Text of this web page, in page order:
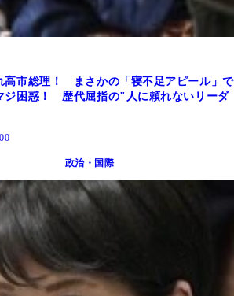
高市総理！ まさかの「寝不足アピール」で
ジ困惑！ 歴代屈指の"人に頼れないリーダ
政治・国際